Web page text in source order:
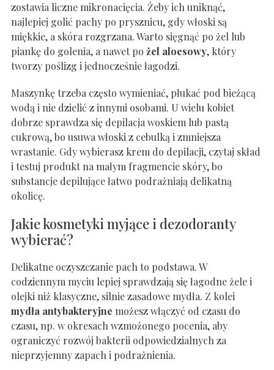
zostawia liczne mikronacięcia. Żeby ich uniknąć,
najlepiej golić pachy po prysznicu, gdy włoski są
miękkie, a skóra rozgrzana. Warto sięgnąć po żel lub
piankę do golenia, a nawet po żel aloesowy, który
tworzy poślizg i jednocześnie łagodzi.
Maszynkę trzeba często wymieniać, płukać pod bieżącą
wodą i nie dzielić z innymi osobami. U wielu kobiet
dobrze sprawdza się depilacja woskiem lub pastą
cukrową, bo usuwa włoski z cebulką i zmniejsza
wrastanie. Gdy wybierasz krem do depilacji, czytaj skład
i testuj produkt na małym fragmencie skóry, bo
substancje depilujące łatwo podrażniają delikatną
okolicę.
Jakie kosmetyki myjące i dezodoranty
wybierać?
Delikatne oczyszczanie pach to podstawa. W
codziennym myciu lepiej sprawdzają się łagodne żele i
olejki niż klasyczne, silnie zasadowe mydła. Z kolei
mydła antybakteryjne możesz włączyć od czasu do
czasu, np. w okresach wzmożonego pocenia, aby
ograniczyć rozwój bakterii odpowiedzialnych za
nieprzyjemny zapach i podrażnienia.